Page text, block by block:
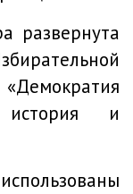
развернута
«Демократия
и